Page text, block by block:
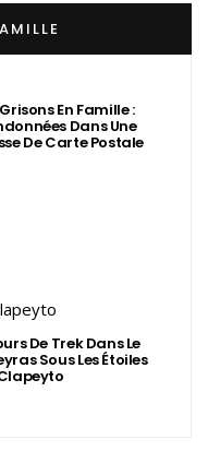
En Famille :
Dans Une
De Carte Postale
De Trek Dans Le
Sous Les Étoiles